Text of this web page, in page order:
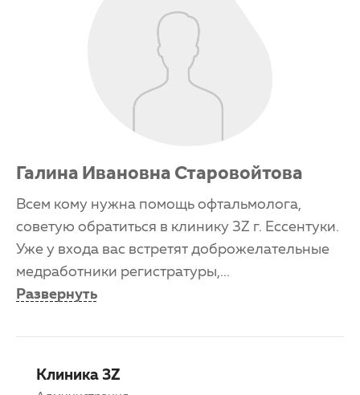
Галина Ивановна Старовойтова
Всем кому нужна помощь офтальмолога,
советую обратиться в клинику 3Z г. Ессентуки.
Уже у входа вас встретят доброжелательные
медработники регистратуры, ...
Развернуть
Клиника 3Z